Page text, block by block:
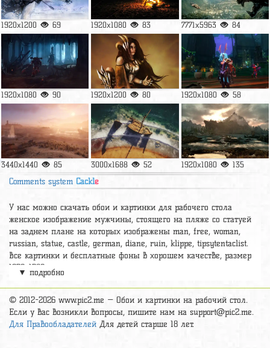
1920x1200 69 1920x1080 83 7771x5963 84
1920x1080 90 1920x1200 80 1920x1080 58
3440x1440 85 3000x1688 52 1920x1080 135
Comments system Cackle
У нас можно скачать обои и картинки для рабочего стола
женское изображение мужчины, стоящего на пляже со статуей
на заднем плане на которых изображены man, free, woman,
russian, statue, castle, german, diane, ruin, klippe, tipsytentaclist.
Все картинки и бесплатные фоны в хорошем качестве, размер
1920x1280.
А так же можно найти много других картинок на нужную тему
разделобои Фантастика, на сайте pic2.me представлено очень
большое количество красивых широкоформатных картинок, фото
и обоев хорошего hd качества бесплатно и на телефон.
▼ подробно
© 2012-2026 www.pic2.me — Обои и картинки на рабочий стол.
Если у вас возникли вопросы, пишите нам на support@pic2.me.
Для Правообладателей Для детей старше 18 лет.